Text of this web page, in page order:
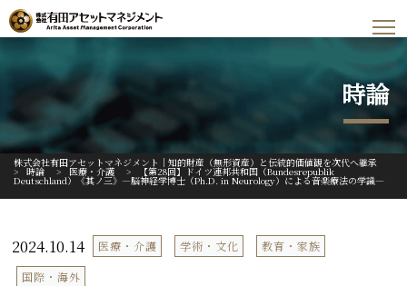
時論
株式会社有田アセットマネジメント｜知的財産（無形資産）と伝統的価値観を次代へ継承
> 時論 > 医療・介護 > 【第28回】ドイツ連邦共和国（Bundesrepublik
Deutschland）《其ノ三》―脳神経学博士（Ph.D. in Neurology）による音楽療法の学識―
2024.10.14 医療・介護 学術・文化
教育・家族
国際・海外